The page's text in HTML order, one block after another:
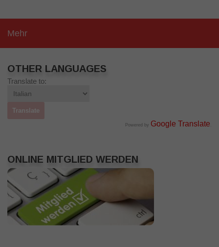
Mehr
OTHER LANGUAGES
Translate to:
Powered by Google Translate .
ONLINE MITGLIED WERDEN